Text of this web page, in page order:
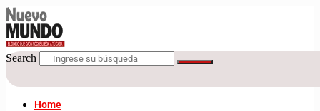
Search
Home